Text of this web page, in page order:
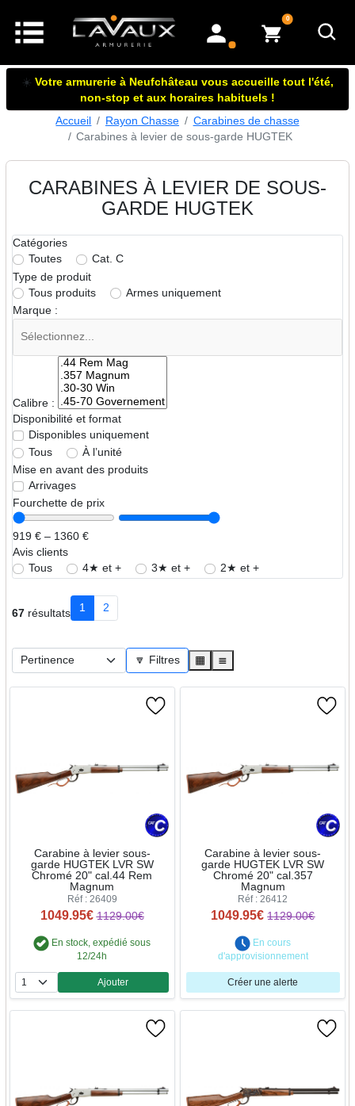
mon compte
0articles dans le panier
☀️ Votre armurerie à Neufchâteau vous accueille tout l'été,
non-stop et aux horaires habituels !
Accueil
Rayon Chasse
Carabines de chasse
Carabines à levier de sous-garde HUGTEK
CARABINES À LEVIER DE SOUS-
GARDE HUGTEK
Catégories
Toutes
Cat. C
Type de produit
Tous produits
Armes uniquement
Marque :
Calibre :
Disponibilité et format
Disponibles uniquement
Tous
À l’unité
Mise en avant des produits
Arrivages
Fourchette de prix
919 € – 1360 €
Avis clients
Tous
4★ et + 3★ et + 2★ et +
67résultats 1 2
🔽 Filtres ▦ ≣
Carabine à levier sous-
garde HUGTEK LVR SW
Chromé 20" cal.44 Rem
Magnum
Réf : 26409
1049.95€ 1129.00€
En stock, expédié sous
12/24h
Quantité
Ajouter
Carabine à levier sous-
garde HUGTEK LVR SW
Chromé 20" cal.357
Magnum
Réf : 26412
1049.95€ 1129.00€
En cours
d'approvisionnement
Créer une alerte